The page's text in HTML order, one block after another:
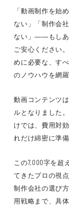
「動画制作を始
ない」「制作会
ない」――もしあ
ご安心ください
めに必要な、す
のノウハウを網
動画コンテンツ
ルとなりました
けでは、費用対
れだけ綿密に準
この7,000字を超
てきたプロの視
制作会社の選び
用戦略まで、具